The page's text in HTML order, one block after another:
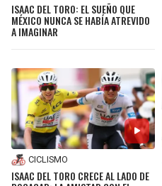
ISAAC DEL TORO: EL SUEÑO QUE
MÉXICO NUNCA SE HABÍA ATREVIDO
A IMAGINAR
CICLISMO
ISAAC DEL TORO CRECE AL LADO DE